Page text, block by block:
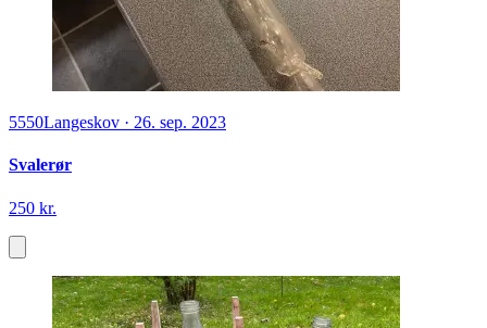
5550Langeskov · 26. sep. 2023
Svalerør
250 kr.